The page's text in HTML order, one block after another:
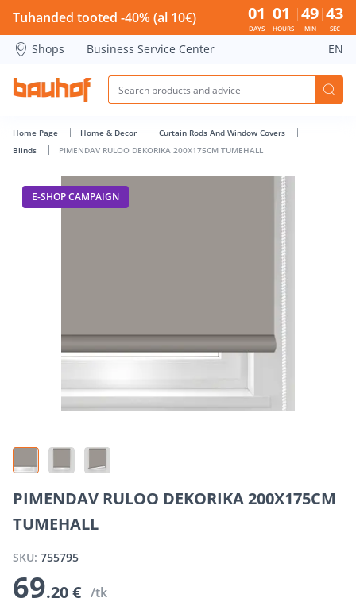
PIMENDAV RULOO DEKORIKA 200X175CM TUMEHALL -
Tuhanded tooted -40% (al 10€) 01
DAYS
01
HOURS
49
MIN
43
SEC
Shops Business Service Center EN
Home Page Home & Decor
Curtain Rods And Window Covers
Blinds
PIMENDAV RULOO DEKORIKA 200X175CM TUMEHALL
E-SHOP CAMPAIGN
PIMENDAV RULOO DEKORIKA 200X175CM
TUMEHALL
SKU: 755795
69.20 € /tk